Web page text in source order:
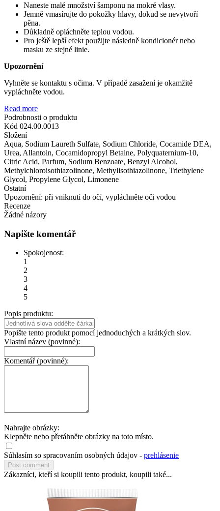
Naneste malé množství šamponu na mokré vlasy.
Jemně vmasírujte do pokožky hlavy, dokud se nevytvoří
pěna.
Důkladně opláchněte teplou vodou.
Pro ještě lepší efekt použijte následně kondicionér nebo
masku ze stejné linie.
Upozornění
Vyhněte se kontaktu s očima. V případě zasažení je okamžitě
vypláchněte vodou.
Read more
Podrobnosti o produktu
Kód 024.00.0013
Složení
Aqua, Sodium Laureth Sulfate, Sodium Chloride, Cocamide DEA,
Urea, Allantoin, Cocamidopropyl Betaine, Polyquaternium-10,
Citric Acid, Parfum, Sodium Benzoate, Benzyl Alcohol,
Methylchloroisothiazolinone, Methylisothiazolinone, Triethylene
Glycol, Propylene Glycol, Limonene
Ostatní
Upozornění: při vniknutí do očí, vypláchněte oči vodou
Recenze
Žádné názory
Napište komentář
Spokojenost:
1
2
3
4
5
Popis produktu:
Popište tento produkt pomocí jednoduchých a krátkých slov.
Vlastní název (povinné):
Komentář (povinné):
Nahrajte obrázky:
Klepněte nebo přetáhněte obrázky na toto místo.
Súhlasím so spracovaním osobných údajov - prehlásenie
Zákazníci, kteří si koupili tento produkt, koupili také...